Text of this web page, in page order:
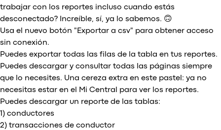
trabajar con los reportes incluso cuando estás
desconectado? Increíble, sí, ya lo sabemos. 🙃
Usa el nuevo botón "Exportar a csv" para obtener acceso
sin conexión.
Puedes exportar todas las filas de la tabla en tus reportes.
Puedes descargar y consultar todas las páginas siempre
que lo necesites. Una cereza extra en este pastel: ya no
necesitas estar en el Mi Central para ver los reportes.
Puedes descargar un reporte de las tablas:
1) conductores
2) transacciones de conductor